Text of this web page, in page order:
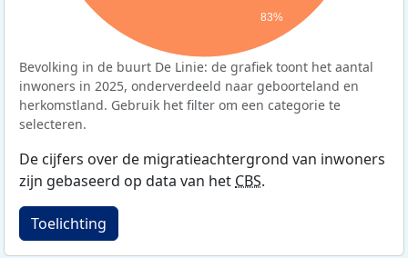
83%
Bevolking in de buurt De Linie: de grafiek toont het aantal
inwoners in 2025, onderverdeeld naar geboorteland en
herkomstland. Gebruik het filter om een categorie te
selecteren.
De cijfers over de migratieachtergrond van inwoners
zijn gebaseerd op data van het CBS.
Toelichting